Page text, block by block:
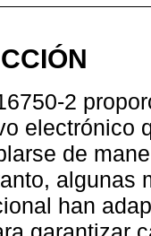
2
electrónico
de
algunas
han